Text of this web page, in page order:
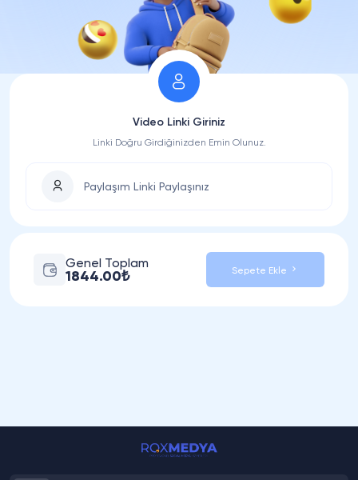
Video Linki Giriniz
Linki Doğru Girdiğinizden Emin Olunuz.
Genel Toplam
1844.00₺ Sepete Ekle